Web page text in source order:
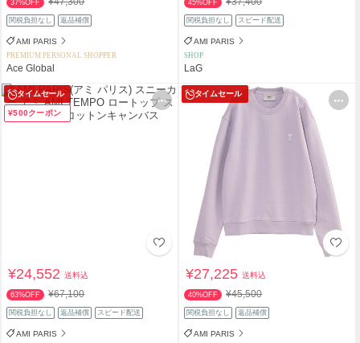
37%OFF
関税負担なし 返品補償
AMI PARIS
PREMIUM PERSONAL SHOPPER
Ace Global
45%OFF
関税負担なし スピード配送
AMI PARIS
SHOP
LaG
タイムセール
¥500クーポン
¥24,552送料込
63%OFF ¥67,100
関税負担なし 返品補償 スピード配送
AMI PARIS
タイムセール
¥27,225送料込
40%OFF ¥45,500
関税負担なし 返品補償
AMI PARIS